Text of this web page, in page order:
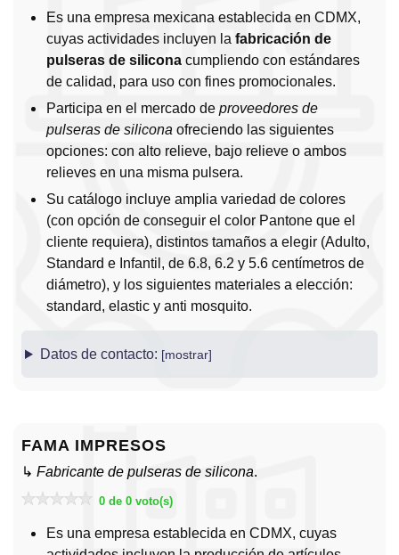
Es una empresa mexicana establecida en CDMX,
cuyas actividades incluyen la fabricación de
pulseras de silicona cumpliendo con estándares
de calidad, para uso con fines promocionales.
Participa en el mercado de proveedores de
pulseras de silicona ofreciendo las siguientes
opciones: con alto relieve, bajo relieve o ambos
relieves en una misma pulsera.
Su catálogo incluye amplia variedad de colores
(con opción de conseguir el color Pantone que el
cliente requiera), distintos tamaños a elegir (Adulto,
Standard e Infantil, de 6.8, 6.2 y 5.6 centímetros de
diámetro), y los siguientes materiales a elección:
standard, elastic y anti mosquito.
Datos de contacto:
FAMA IMPRESOS
↳ Fabricante de pulseras de silicona.
0 de 0 voto(s)
Es una empresa establecida en CDMX, cuyas